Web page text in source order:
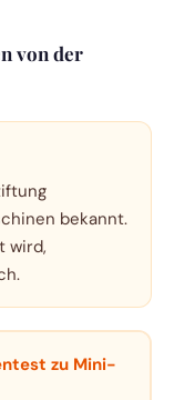
von der
bekannt.
wird,
zu Mini-